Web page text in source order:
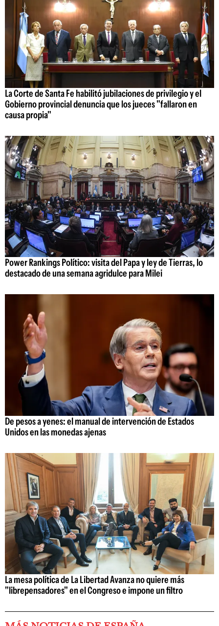
La Corte de Santa Fe habilitó jubilaciones de privilegio y el
Gobierno provincial denuncia que los jueces "fallaron en
causa propia"
Power Rankings Político: visita del Papa y ley de Tierras, lo
destacado de una semana agridulce para Milei
De pesos a yenes: el manual de intervención de Estados
Unidos en las monedas ajenas
La mesa política de La Libertad Avanza no quiere más
"librepensadores" en el Congreso e impone un filtro